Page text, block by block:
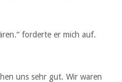
forderte er mich auf.
uns sehr gut. Wir waren